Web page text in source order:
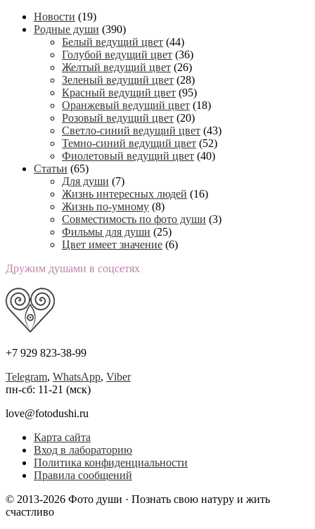
Новости (19)
Родные души (390)
Белый ведущий цвет (44)
Голубой ведущий цвет (36)
Желтый ведущий цвет (26)
Зеленый ведущий цвет (28)
Красный ведущий цвет (95)
Оранжевый ведущий цвет (18)
Розовый ведущий цвет (20)
Светло-синий ведущий цвет (43)
Темно-синий ведущий цвет (52)
Фиолетовый ведущий цвет (40)
Статьи (65)
Для души (7)
Жизнь интересных людей (16)
Жизнь по-умному (8)
Совместимость по фото души (3)
Фильмы для души (25)
Цвет имеет значение (6)
Дружим душами в соцсетях
+7 929 823-38-99
Telegram, WhatsApp, Viber
пн-сб: 11-21 (мск)
love@fotodushi.ru
Карта сайта
Вход в лабораторию
Политика конфиденциальности
Правила сообщений
© 2013-2026 Фото души · Познать свою натуру и жить
счастливо